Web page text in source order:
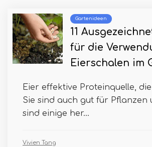
Gartenideen
11
für die
Eierschalen im
Eier effektive Proteinquelle, die
Sie sind auch gut für Pflanzen
sind einige her...
Vivien Tang